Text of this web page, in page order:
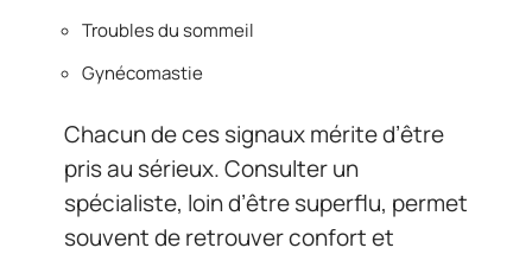
Troubles du sommeil
Gynécomastie
Chacun de ces signaux mérite d’être
pris au sérieux. Consulter un
spécialiste, loin d’être superflu, permet
souvent de retrouver confort et